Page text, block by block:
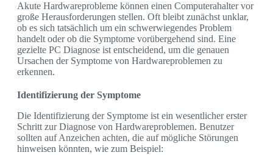
Akute Hardwareprobleme können einen Computerahalter vor
große Herausforderungen stellen. Oft bleibt zunächst unklar,
ob es sich tatsächlich um ein schwerwiegendes Problem
handelt oder ob die Symptome vorübergehend sind. Eine
gezielte PC Diagnose ist entscheidend, um die genauen
Ursachen der Symptome von Hardwareproblemen zu
erkennen.
Identifizierung der Symptome
Die Identifizierung der Symptome ist ein wesentlicher erster
Schritt zur Diagnose von Hardwareproblemen. Benutzer
sollten auf Anzeichen achten, die auf mögliche Störungen
hinweisen könnten, wie zum Beispiel: